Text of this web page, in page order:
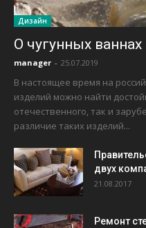
Дизайн
О чугунных ваннах
manager - 25.07.2019
В настоящее время на
изделий можно найти
отечественного, так и
различие таких изделий...
двух
21.08.2017
Ремонт